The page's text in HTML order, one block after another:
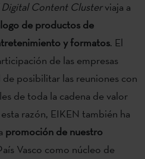
Content Clusterviaja a
de productos de
y formatos. El
de las empresas
de posibilitar las reuniones con
de toda la cadena de valor
razón, EIKEN también ha
promoción de nuestro
Vasco como núcleo de